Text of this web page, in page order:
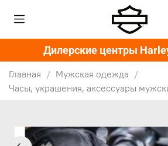
Дилерские центры
Главная
Мужская одежда
Часы, украшения, аксессуары